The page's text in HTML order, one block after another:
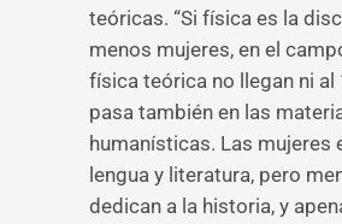
teóricas. “Si física es la
menos mujeres, en el
física teórica no llegan ni al
pasa también en las
humanísticas. Las mujeres
lengua y literatura, pero
dedican a la historia, y